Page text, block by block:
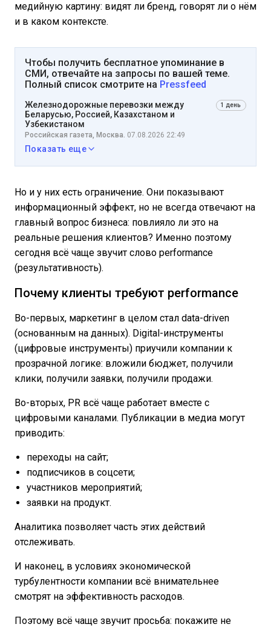
медийную картину: видят ли бренд, говорят ли о нём
и в каком контексте.
Чтобы получить бесплатное упоминание в
СМИ, отвечайте на запросы по вашей теме.
Полный список смотрите на Pressfeed
Железнодорожные перевозки между
Беларусью, Россией, Казахстаном и
Узбекистаном
1 день
Российская газета, Москва. 07.08.2026 22:49
Показать еще
Но и у них есть ограничение. Они показывают
информационный эффект, но не всегда отвечают на
главный вопрос бизнеса: повлияло ли это на
реальные решения клиентов? Именно поэтому
сегодня всё чаще звучит слово performance
(результативность).
Почему клиенты требуют performance
Во-первых, маркетинг в целом стал data-driven
(основанным на данных). Digital-инструменты
(цифровые инструменты) приучили компании к
прозрачной логике: вложили бюджет, получили
клики, получили заявки, получили продажи.
Во-вторых, PR всё чаще работает вместе с
цифровыми каналами. Публикации в медиа могут
приводить:
переходы на сайт;
подписчиков в соцсети;
участников мероприятий;
заявки на продукт.
Аналитика позволяет часть этих действий
отслеживать.
И наконец, в условиях экономической
турбулентности компании всё внимательнее
смотрят на эффективность расходов.
Поэтому всё чаще звучит просьба: покажите не